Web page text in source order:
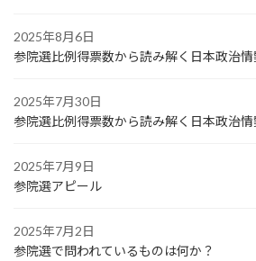
2025年8月6日
参院選比例得票数から読み解く日本政治情
2025年7月30日
参院選比例得票数から読み解く日本政治情
2025年7月9日
参院選アピール
2025年7月2日
参院選で問われているものは何か？